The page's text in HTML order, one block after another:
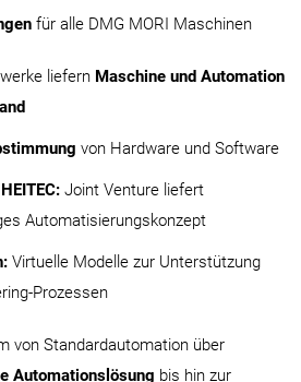
für alle DMG MORI Maschinen
liefern Maschine und Automation
von Hardware und Software
Joint Venture liefert
Automatisierungskonzept
Virtuelle Modelle zur Unterstützung
Prozessen
von Standardautomation über
Automationslösung bis hin zur